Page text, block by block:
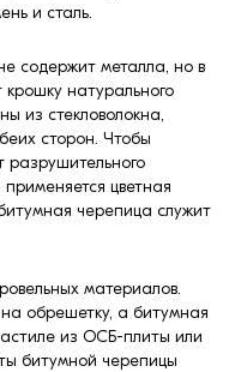
и сталь.
содержит металла, но в
натурального
из стекловолокна,
сторон. Чтобы
разрушительного
цветная
черепица служит
материалов.
обрешетку, а битумная
из ОСБ-плиты или
битумной черепицы